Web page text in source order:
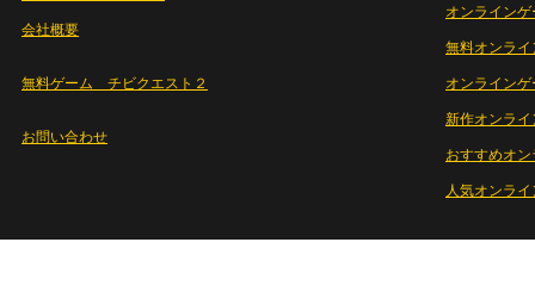
会社概要
無料ゲーム チビクエスト２
お問い合わせ
オンラインゲ
無料オンライ
オンライン
新作オンライ
おすすめオ
人気オンラ